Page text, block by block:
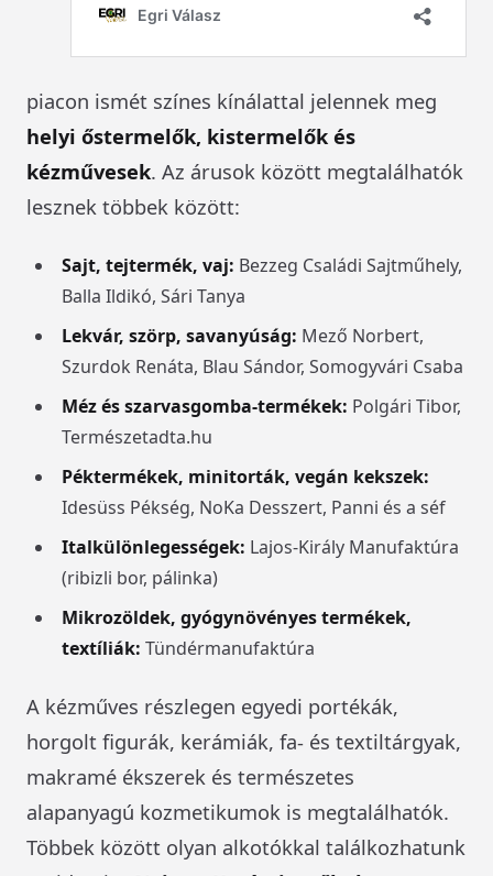
piacon ismét színes kínálattal jelennek meg
helyi őstermelők, kistermelők és
kézművesek. Az árusok között megtalálhatók
lesznek többek között:
Sajt, tejtermék, vaj: Bezzeg Családi Sajtműhely,
Balla Ildikó, Sári Tanya
Lekvár, szörp, savanyúság: Mező Norbert,
Szurdok Renáta, Blau Sándor, Somogyvári Csaba
Méz és szarvasgomba-termékek: Polgári Tibor,
Természetadta.hu
Péktermékek, minitorták, vegán kekszek:
Idesüss Pékség, NoKa Desszert, Panni és a séf
Italkülönlegességek: Lajos-Király Manufaktúra
(ribizli bor, pálinka)
Mikrozöldek, gyógynövényes termékek,
textíliák: Tündérmanufaktúra
A kézműves részlegen egyedi portékák,
horgolt figurák, kerámiák, fa- és textiltárgyak,
makramé ékszerek és természetes
alapanyagú kozmetikumok is megtalálhatók.
Többek között olyan alkotókkal találkozhatunk